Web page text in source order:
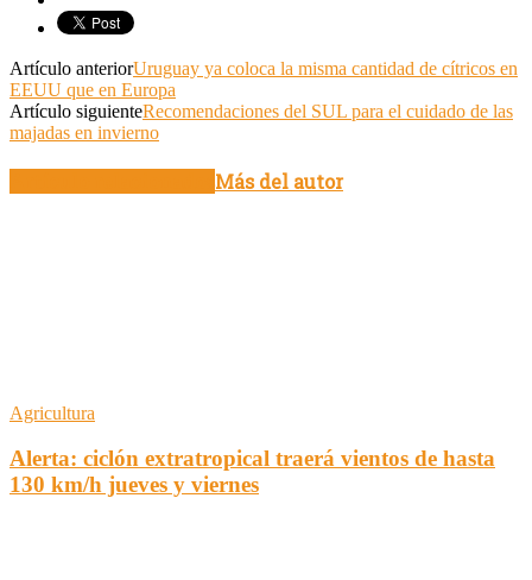
Artículo anteriorUruguay ya coloca la misma cantidad de cítricos en
EEUU que en Europa
Artículo siguienteRecomendaciones del SUL para el cuidado de las
majadas en invierno
Más del autor
Agricultura
Alerta: ciclón extratropical traerá vientos de hasta
130 km/h jueves y viernes